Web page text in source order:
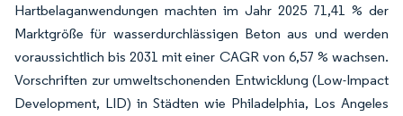
Hartbelaganwendungen machten im Jahr 2025 71,41 % der
Marktgröße für wasserdurchlässigen Beton aus und werden
voraussichtlich bis 2031 mit einer CAGR von 6,57 % wachsen.
Vorschriften zur umweltschonenden Entwicklung (Low-Impact
Development, LID) in Städten wie Philadelphia, Los Angeles